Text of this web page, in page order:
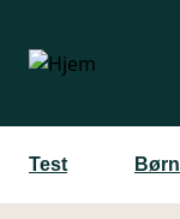
hovedindhold
Test Børn